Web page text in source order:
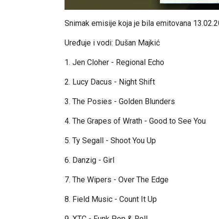
Snimak emisije koja je bila emitovana
Uređuje i vodi: Dušan Majkić
1. Jen Cloher - Regional Echo
2. Lucy Dacus - Night Shift
3. The Posies - Golden Blunders
4. The Grapes of Wrath - Good to See You
5. Ty Segall - Shoot You Up
6. Danzig - Girl
7. The Wipers - Over The Edge
8. Field Music - Count It Up